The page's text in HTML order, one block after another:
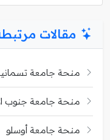
مقالات
منحة جامعة
منحة جامعة جنوب
منحة جامعة أوسلو